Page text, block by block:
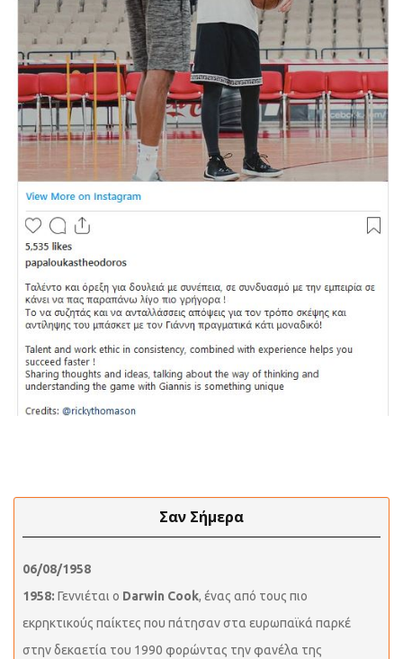
Σαν Σήμερα
06/08/1958
1958: Γεννιέται ο Darwin Cook, ένας από τους πιο
εκρηκτικούς παίκτες που πάτησαν στα ευρωπαϊκά παρκέ
στην δεκαετία του 1990 φορώντας την φανέλα της